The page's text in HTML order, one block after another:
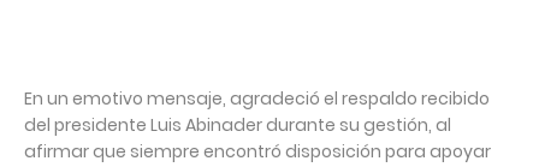
En un emotivo mensaje, agradeció el respaldo recibido
del presidente Luis Abinader durante su gestión, al
afirmar que siempre encontró disposición para apoyar